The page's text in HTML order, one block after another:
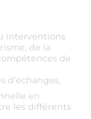
interventions
de la
de
d’échanges,
en
les différents